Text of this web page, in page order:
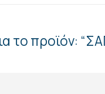
το προϊόν: